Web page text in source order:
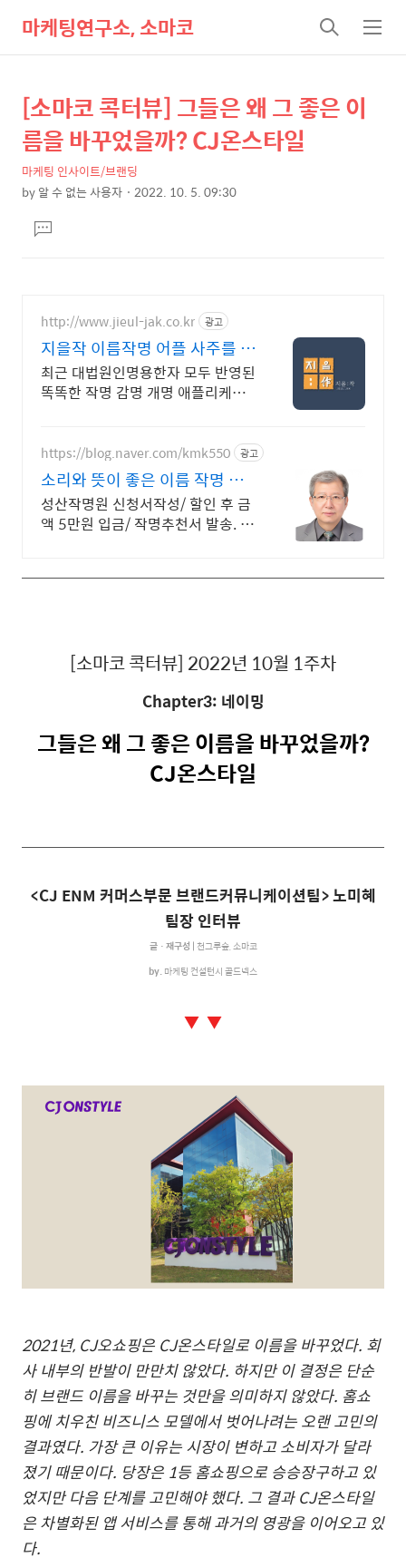
마케팅연구소, 소마코
검
색
메
뉴
상
세
컨
텐
본
문
제
목
[소마코 콕터뷰] 그들은 왜 그 좋은 이
름을 바꾸었을까? CJ온스타일
마케팅 인사이트/브랜딩
by알 수 없는 사용자 2022. 10. 5. 09:30
문댓
글
http://www.jieul-jak.co.kr 광고
지을작 이름작명 어플 사주를 보
완하는 이름 추천
최근 대법원인명용한자 모두 반영된
똑똑한 작명 감명 개명 애플리케이
https://blog.naver.com/kmk550 광고
소리와 뜻이 좋은 이름 작명 좋
은 이름과 작명소 선택
성산작명원 신청서작성/ 할인 후 금
액 5만원 입금/ 작명추천서 발송. 이
[소마코 콕터뷰] 2022년 10월 1주차
Chapter3: 네이밍
그들은 왜 그 좋은 이름을 바꾸었을까?
CJ온스타일
<CJ ENM 커머스부문 브랜드커뮤니케이션팀>노미혜
팀장 인터뷰
글ㆍ재구성 | 천그루숲, 소마코
by.마케팅 컨설턴시골드넥스
▼ ▼
2021년, CJ오쇼핑은 CJ온스타일로 이름을 바꾸었다. 회
사 내부의 반발이 만만치 않았다. 하지만 이 결정은 단순
히 브랜드 이름을 바꾸는 것만을 의미하지 않았다. 홈쇼
핑에 치우친 비즈니스 모델에서 벗어나려는 오랜 고민의
결과였다. 가장 큰 이유는 시장이 변하고 소비자가 달라
졌기 때문이다. 당장은 1등 홈쇼핑으로 승승장구하고 있
었지만 다음 단계를 고민해야 했다. 그 결과CJ온스타일
은 차별화된 앱 서비스를 통해 과거의 영광을 이어오고 있
다.